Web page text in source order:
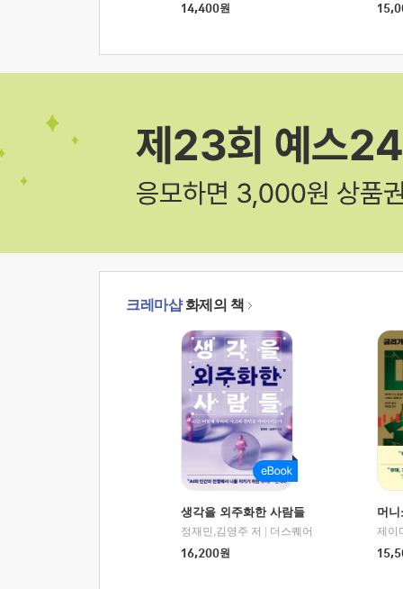
14,400원
크레마샵화제의 책
생각을 외주화한 사람들
정재민,김영주 저
더스퀘어
16,200원
머